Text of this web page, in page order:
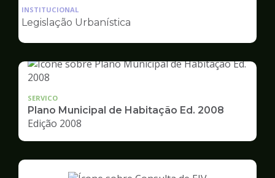
Desenvolvimento
Urbano
INSTITUCIONAL
Legislação Urbanística
SERVICO
Plano Municipal de Habitação Ed. 2008
Edição 2008